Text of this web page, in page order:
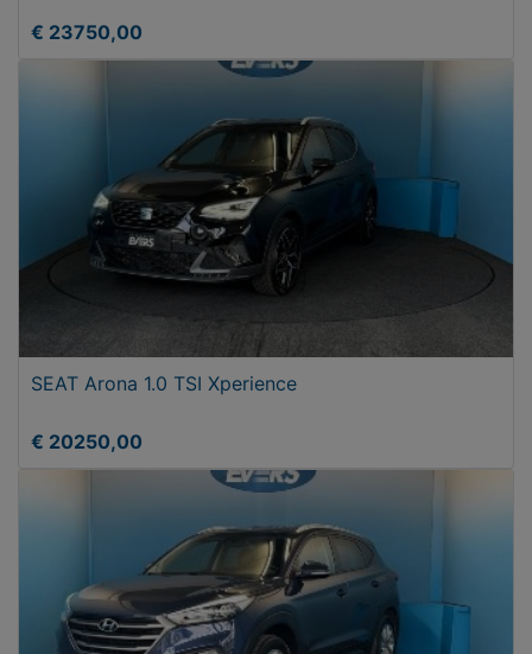
€ 23750,00
SEAT Arona 1.0 TSI Xperience
€ 20250,00